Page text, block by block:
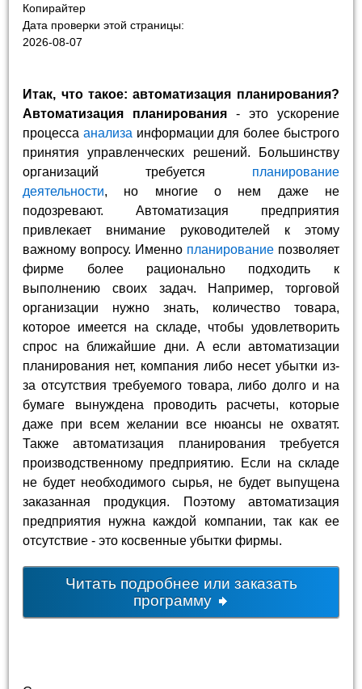
Копирайтер
Дата проверки этой страницы:
2026-08-07
Итак, что такое: автоматизация планирования?
Автоматизация планирования - это ускорение
процесса анализа информации для более быстрого
принятия управленческих решений. Большинству
организаций требуется планирование
деятельности, но многие о нем даже не
подозревают. Автоматизация предприятия
привлекает внимание руководителей к этому
важному вопросу. Именно планированиепозволяет
фирме более рационально подходить к
выполнению своих задач. Например, торговой
организации нужно знать, количество товара,
которое имеется на складе, чтобы удовлетворить
спрос на ближайшие дни. А если автоматизации
планирования нет, компания либо несет убытки из-
за отсутствия требуемого товара, либо долго и на
бумаге вынуждена проводить расчеты, которые
даже при всем желании все нюансы не охватят.
Также автоматизация планирования требуется
производственному предприятию. Если на складе
не будет необходимого сырья, не будет выпущена
заказанная продукция. Поэтому автоматизация
предприятия нужна каждой компании, так как ее
отсутствие - это косвенные убытки фирмы.
Читать подробнее или заказать
программу